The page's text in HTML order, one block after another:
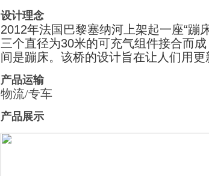
设计理念
2012年法国巴黎塞纳河 上架起一座“
三个直径为30米的可充气组件接合而
间是蹦床。该桥的设计旨在让人们用更
产品运输
物流/专车
产品展示